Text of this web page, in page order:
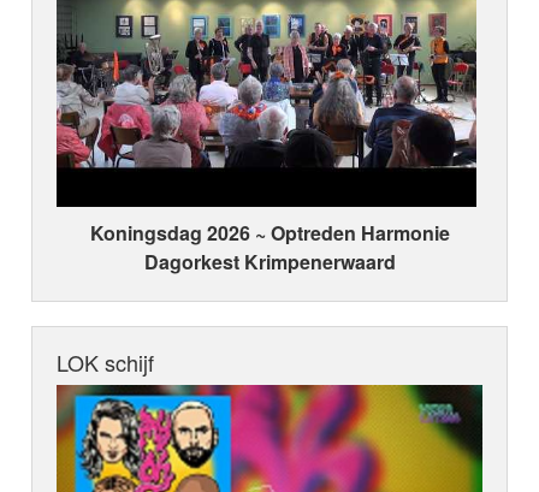
Koningsdag 2026 ~ Optreden Harmonie
Dagorkest Krimpenerwaard
LOK schijf